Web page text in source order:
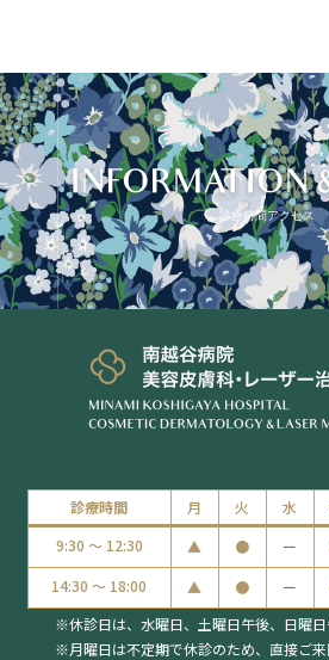
INFORMATION
診療時間アクセス
診療時間 月 火 水
9:30 ～ 12:30
▲ ● ー
14:30 ～ 18:00 ▲ ● ー
休診日は、水曜日、土曜日午後、日曜日
月曜日は不定期で休診のため、 直接ご